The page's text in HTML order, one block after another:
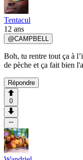
Tentacul
12 ans
@CAMPBELL
Boh, tu rentre tout ça à
de pèche et ça fait bien
Répondre
0